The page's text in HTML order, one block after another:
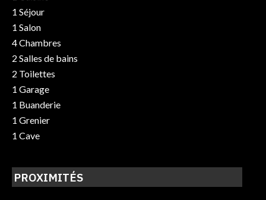
1 Séjour
1 Salon
4 Chambres
2 Salles de bains
2 Toilettes
1 Garage
1 Buanderie
1 Grenier
1 Cave
PROXIMITÉS